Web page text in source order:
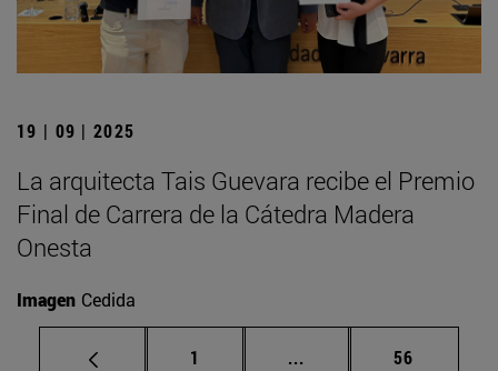
19 | 09 | 2025
La arquitecta Tais Guevara recibe el Premio
Final de Carrera de la Cátedra Madera
Onesta
Imagen Cedida
Página
1 ... Páginas intermedias
Página
56